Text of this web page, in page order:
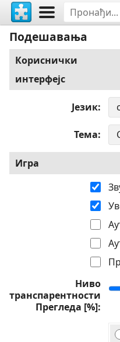
Подешавања
Кориснички
интерфејс
Језик
Тема
Игра
Ниво
транспарентности
Прегледа [%]